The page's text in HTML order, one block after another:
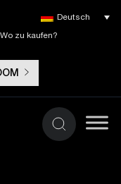
Wo zu kaufen?
Deutsch